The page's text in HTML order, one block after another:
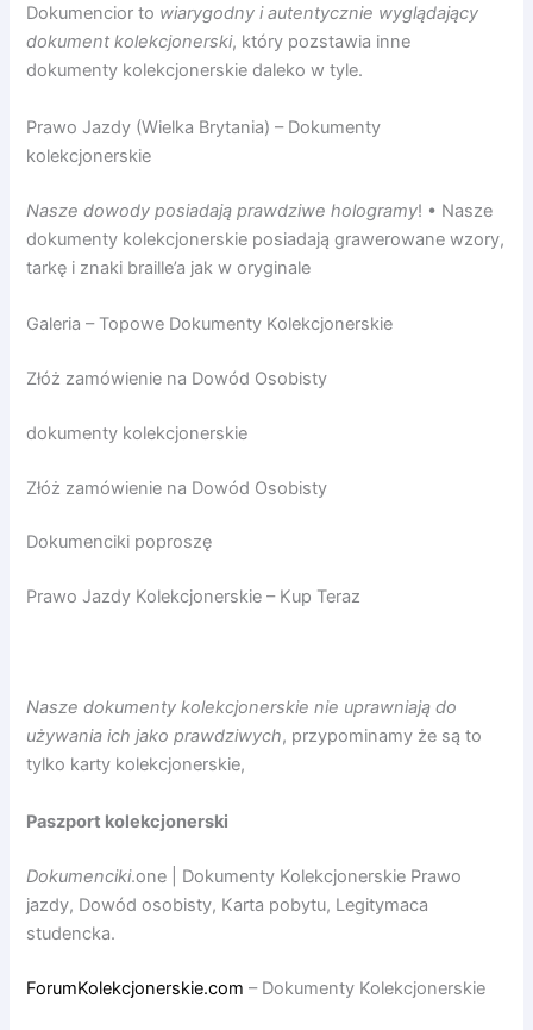
Dokumencior to wiarygodny i autentycznie wyglądający
dokument kolekcjonerski, który pozstawia inne
dokumenty kolekcjonerskie daleko w tyle.
Prawo Jazdy (Wielka Brytania) – Dokumenty
kolekcjonerskie
Nasze dowody posiadają prawdziwe hologramy! • Nasze
dokumenty kolekcjonerskie posiadają grawerowane wzory,
tarkę i znaki braille’a jak w oryginale
Galeria – Topowe Dokumenty Kolekcjonerskie
Złóż zamówienie na Dowód Osobisty
dokumenty kolekcjonerskie
Złóż zamówienie na Dowód Osobisty
Dokumenciki poproszę
Prawo Jazdy Kolekcjonerskie – Kup Teraz
Nasze dokumenty kolekcjonerskie nie uprawniają do
używania ich jako prawdziwych, przypominamy że są to
tylko karty kolekcjonerskie,
Paszport kolekcjonerski
Dokumenciki.one | Dokumenty Kolekcjonerskie Prawo
jazdy, Dowód osobisty, Karta pobytu, Legitymaca
studencka.
ForumKolekcjonerskie.com – Dokumenty Kolekcjonerskie